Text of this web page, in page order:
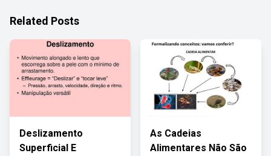
Related Posts
Deslizamento
Superficial E
As Cadeias
Alimentares Não São